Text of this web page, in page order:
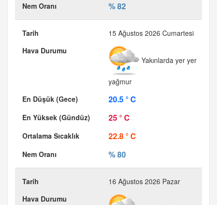
% 82
15 Ağustos 2026 Cumartesi
Yakınlarda yer yer
yağmur
20.5 ° C
25 ° C
22.8 ° C
% 80
16 Ağustos 2026 Pazar